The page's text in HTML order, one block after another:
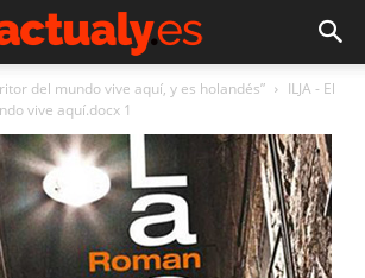
del mundo vive aquí, y es holandés”
ILJA - El
vive aquí.docx 1